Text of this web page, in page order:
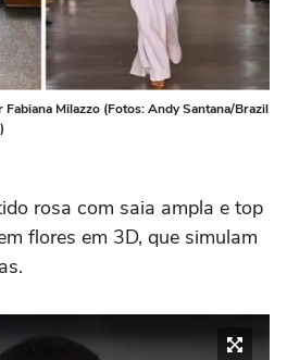
Milazzo (Fotos: Andy Santana/Brazil
rosa com saia ampla e top
flores em 3D, que simulam